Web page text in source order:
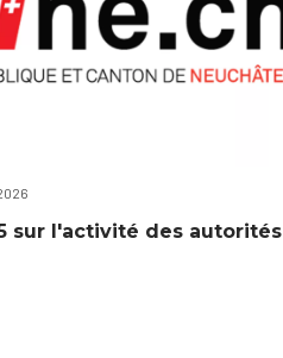
sur l'activité des autorités